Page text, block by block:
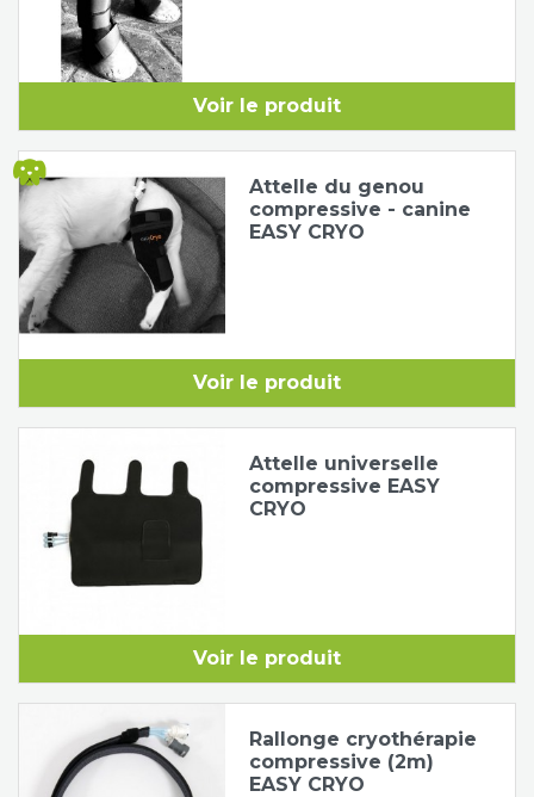
Voir le produit
Attelle du genou
compressive - canine
EASY CRYO
Voir le produit
Attelle universelle
compressive EASY
CRYO
Voir le produit
Rallonge cryothérapie
compressive (2m)
EASY CRYO